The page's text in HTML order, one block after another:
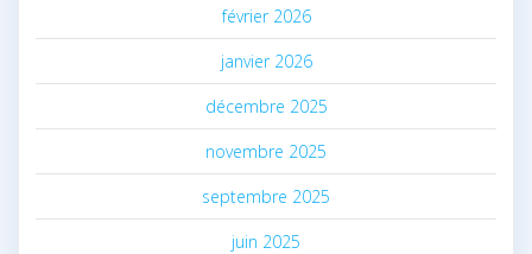
février 2026
janvier 2026
décembre 2025
novembre 2025
septembre 2025
juin 2025